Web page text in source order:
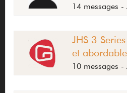
14 messages
JHS 3
et
10 messages